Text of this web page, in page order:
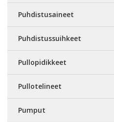
Puhdistusaineet
Puhdistussuihkeet
Pullopidikkeet
Pullotelineet
Pumput